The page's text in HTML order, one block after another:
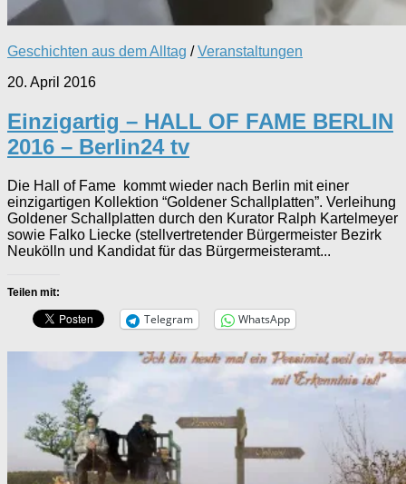
Geschichten aus dem Alltag /Veranstaltungen
20. April 2016
Einzigartig – HALL OF FAME BERLIN
2016 – Berlin24 tv
Die Hall of Fame kommt wieder nach Berlin mit einer
einzigartigen Kollektion “Goldener Schallplatten”. Verleihung
Goldener Schallplatten durch den Kurator Ralph Kartelmeyer
sowie Falko Liecke (stellvertretender Bürgermeister Bezirk
Neukölln und Kandidat für das Bürgermeisteramt...
Teilen mit:
Telegram WhatsApp